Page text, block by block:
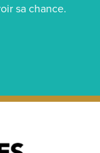
sa chance.